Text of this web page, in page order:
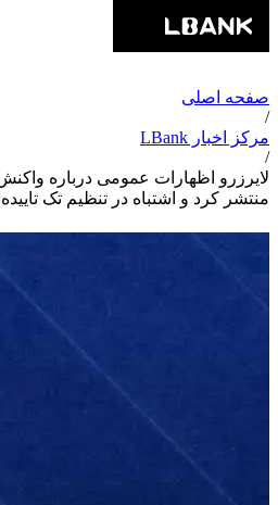
صفحه اصلی
/
مرکز اخبار LBank
/
منتشر کرد و اشتباه در تنظیم تک